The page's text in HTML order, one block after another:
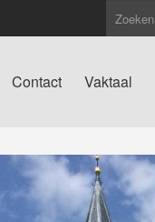
Contact Vaktaal